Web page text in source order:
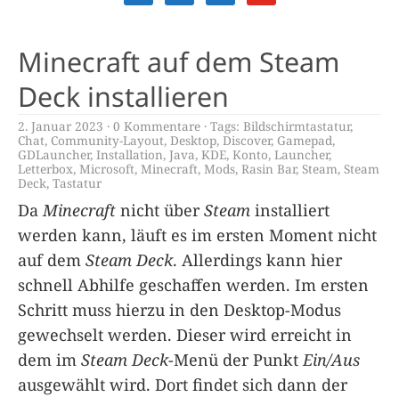
Minecraft auf dem Steam
Deck installieren
2. Januar 2023 0 Kommentare Tags: Bildschirmtastatur,
Chat, Community-Layout, Desktop, Discover, Gamepad,
GDLauncher, Installation, Java, KDE, Konto, Launcher,
Letterbox, Microsoft, Minecraft, Mods, Rasin Bar, Steam, Steam
Deck, Tastatur
Da Minecraft nicht überSteam installiert
werden kann, läuft es im ersten Moment nicht
auf dem Steam Deck. Allerdings kann hier
schnell Abhilfe geschaffen werden. Im ersten
Schritt muss hierzu in den Desktop-Modus
gewechselt werden. Dieser wird erreicht in
dem im Steam Deck-Menü der Punkt Ein/Aus
ausgewählt wird. Dort findet sich dann der